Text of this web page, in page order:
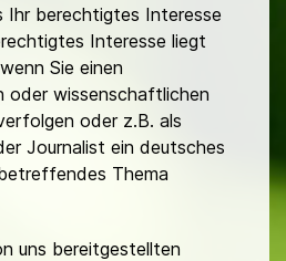
Ihr berechtigtes Interesse
Interesse liegt
Sie einen
oder wissenschaftlichen
oder z.B. als
Journalist ein deutsches
Thema
uns bereitgestellten